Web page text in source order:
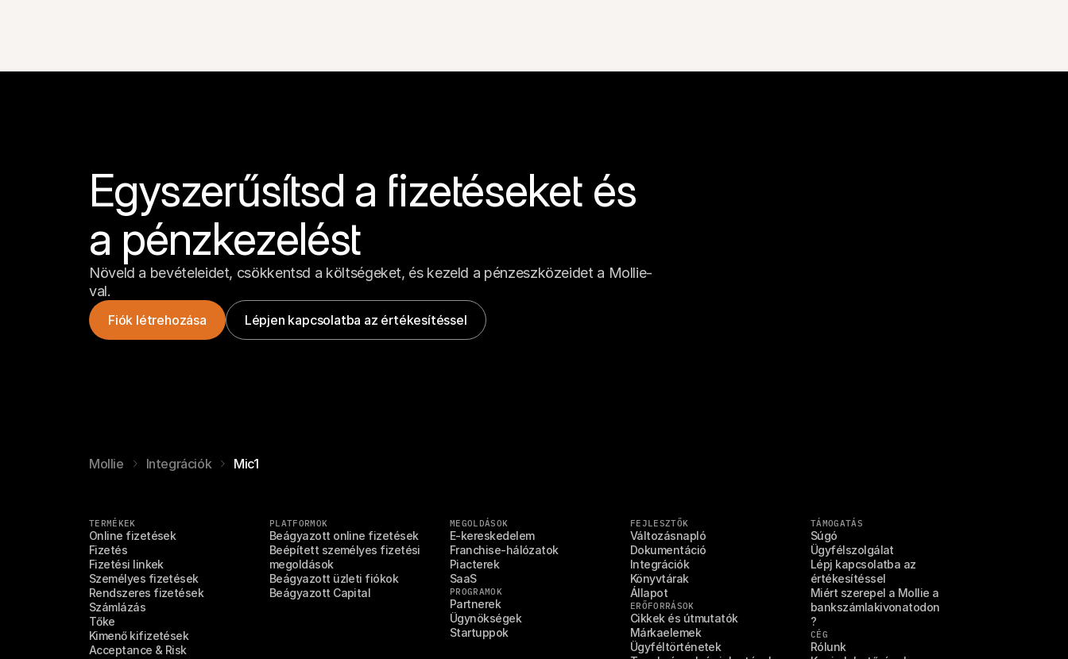
Egyszerűsítsd a fizetéseket és
a pénzkezelést
Növeld a bevételeidet, csökkentsd a költségeket, és kezeld a pénzeszközeidet a Mollie-
val.
Fiók létrehozása Lépjen kapcsolatba az értékesítéssel
Mollie Integrációk Mic1
TERMÉKEK
Online fizetések
Fizetés
Fizetési linkek
Személyes fizetések
Rendszeres fizetések
Számlázás
Tőke
Kimenő kifizetések
Acceptance & Risk
PLATFORMOK
Beágyazott online fizetések
Beépített személyes fizetési
megoldások
Beágyazott üzleti fiókok
Beágyazott Capital
MEGOLDÁSOK
E-kereskedelem
Franchise-hálózatok
Piacterek
SaaS
PROGRAMOK
Partnerek
Ügynökségek
Startuppok
FEJLESZTŐK
Változásnapló
Dokumentáció
Integrációk
Könyvtárak
Állapot
ERŐFORRÁSOK
Cikkek és útmutatók
Márkaelemek
Ügyféltörténetek
TÁMOGATÁS
Súgó
Ügyfélszolgálat
Lépj kapcsolatba az
értékesítéssel
Miért szerepel a Mollie a
bankszámlakivonatodon
?
CÉG
Rólunk